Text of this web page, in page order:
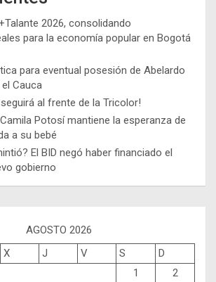
2026, consolidando
para la economía popular en Bogotá
para eventual posesión de Abelardo
Cauca
al frente de la Tricolor!
Potosí mantiene la esperanza de
a su bebé
El BID negó haber financiado el
gobierno
AGOSTO 2026
X J V S
D
1
2